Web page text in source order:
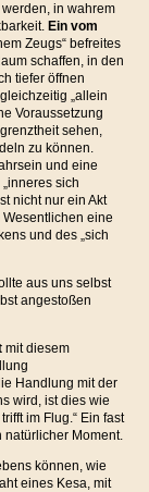
in wahrem
Ein vom
Zeugs“ befreites
schaffen, in den
tiefer öffnen
„allein
Voraussetzung
sehen,
zu können.
und eine
sich
nicht nur ein Akt
eine
und des „sich
aus uns selbst
angestoßen
mit diesem
Handlung mit der
wird, ist dies wie
im Flug.“ Ein fast
Moment.
können, wie
eines Kesa, mit